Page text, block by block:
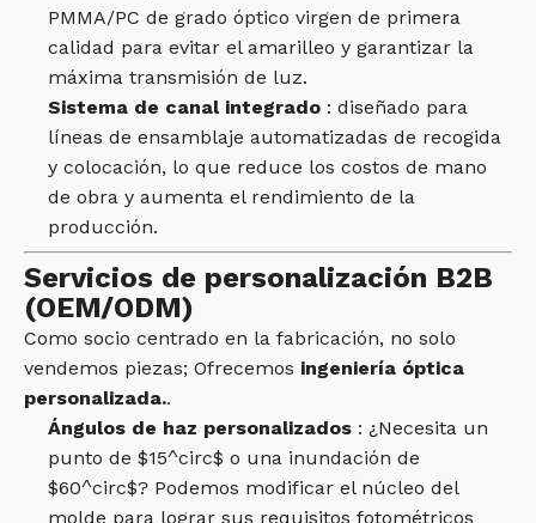
PMMA/PC de grado óptico virgen de primera
calidad para evitar el amarilleo y garantizar la
máxima transmisión de luz.
Sistema de canal integrado : diseñado para
líneas de ensamblaje automatizadas de recogida
y colocación, lo que reduce los costos de mano
de obra y aumenta el rendimiento de la
producción.
Servicios de personalización B2B
(OEM/ODM)
Como socio centrado en la fabricación, no solo
vendemos piezas; Ofrecemos ingeniería óptica
personalizada..
Ángulos de haz personalizados : ¿Necesita un
punto de $15^circ$ o una inundación de
$60^circ$? Podemos modificar el núcleo del
molde para lograr sus requisitos fotométricos